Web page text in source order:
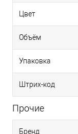
Цвет
Объём
Упаковка
Штрих-код
Прочие
Бренд